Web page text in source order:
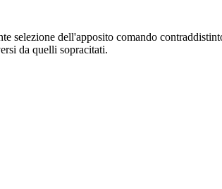
selezione dell'apposito comando
da quelli sopracitati.